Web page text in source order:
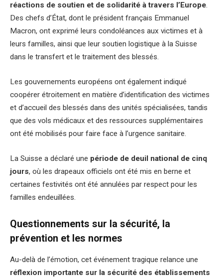
réactions de soutien et de solidarité à travers l’Europe.
Des chefs d’État, dont le président français Emmanuel
Macron, ont exprimé leurs condoléances aux victimes et à
leurs familles, ainsi que leur soutien logistique à la Suisse
dans le transfert et le traitement des blessés.
Les gouvernements européens ont également indiqué
coopérer étroitement en matière d’identification des victimes
et d’accueil des blessés dans des unités spécialisées, tandis
que des vols médicaux et des ressources supplémentaires
ont été mobilisés pour faire face à l’urgence sanitaire.
La Suisse a déclaré une période de deuil national de cinq
jours, où les drapeaux officiels ont été mis en berne et
certaines festivités ont été annulées par respect pour les
familles endeuillées.
Questionnements sur la sécurité, la
prévention et les normes
Au-delà de l’émotion, cet événement tragique relance une
réflexion importante sur la sécurité des établissements